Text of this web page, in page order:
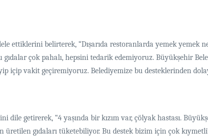
ettiklerini belirterek, “Dışarıda restoranlarda yemek yemek
çok pahalı, hepsini tedarik edemiyoruz. Büyükşehir
içip vakit geçiremiyoruz. Belediyemize bu desteklerinden
dile getirerek, “4 yaşında bir kızım var, çölyak hastası.
üretilen gıdaları tüketebiliyor. Bu destek bizim için çok